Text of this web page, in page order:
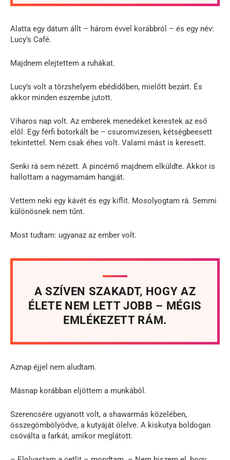
Alatta egy dátum állt – három évvel korábbról – és egy név:
Lucy’s Café.
Majdnem elejtettem a ruhákat.
Lucy’s volt a törzshelyem ebédidőben, mielőtt bezárt. És
akkor minden eszembe jutott.
Viharos nap volt. Az emberek menedéket kerestek az eső
elől. Egy férfi botorkált be – csuromvizesen, kétségbeesett
tekintettel. Nem csak éhes volt. Valami mást is keresett.
Senki rá sem nézett. A pincérnő majdnem elküldte. Akkor is
hallottam a nagymamám hangját.
Vettem neki egy kávét és egy kiflit. Mosolyogtam rá. Semmi
különösnek nem tűnt.
Most tudtam: ugyanaz az ember volt.
A SZÍVEN SZAKADT, HOGY AZ
ÉLETE NEM LETT JOBB – MÉGIS
EMLÉKEZETT RÁM.
Aznap éjjel nem aludtam.
Másnap korábban eljöttem a munkából.
Szerencsére ugyanott volt, a shawarmás közelében,
összegömbölyödve, a kutyáját ölelve. A kiskutya boldogan
csóválta a farkát, amikor meglátott.